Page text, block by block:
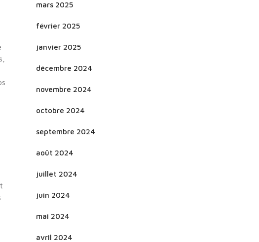
mars 2025
février 2025
janvier 2025
décembre 2024
novembre 2024
octobre 2024
septembre 2024
août 2024
juillet 2024
juin 2024
mai 2024
avril 2024